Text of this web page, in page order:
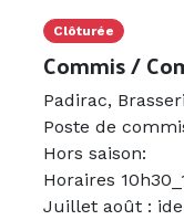
Clôturée
Commis /
Padirac,
Poste de
Hors saison:
Horaires
Juillet août :